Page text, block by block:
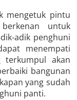
mengetuk pintu
untuk
adik penghuni
menempati
terkumpul akan
bangunan
yang sudah
panti.